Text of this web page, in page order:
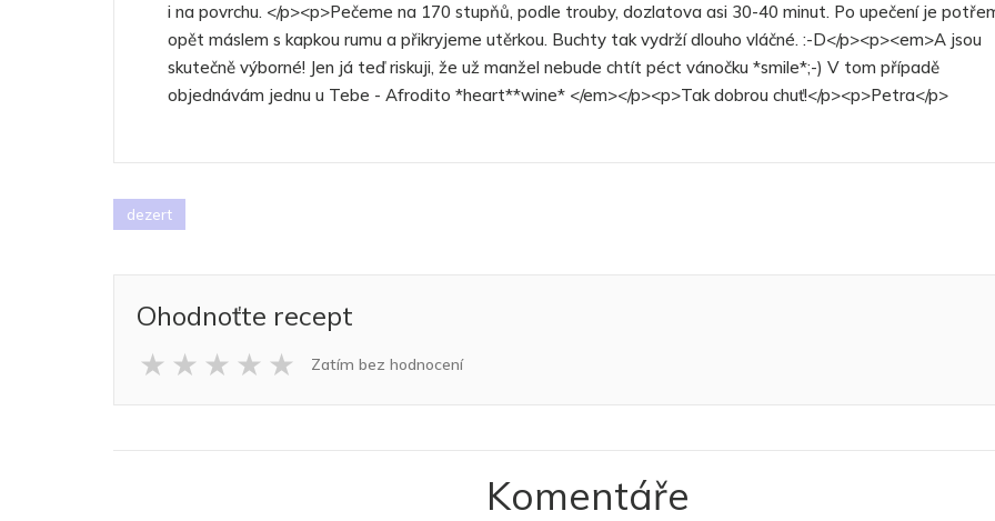
i na povrchu. </p><p>Pečeme na 170 stupňů, podle trouby, dozlatova asi 30-40 minut. Po upečení je
opět máslem s kapkou rumu a přikryjeme utěrkou. Buchty tak vydrží dlouho vláčné. :-D</p><p><em>A jsou
skutečně výborné! Jen já teď riskuji, že už manžel nebude chtít péct vánočku *smile*;-) V tom případě
objednávám jednu u Tebe - Afrodito *heart**wine* </em></p><p>Tak dobrou chuť!</p><p>Petra</p>
dezert
Ohodnoťte recept
★ ★ ★ ★ ★ Zatím bez hodnocení
Komentáře